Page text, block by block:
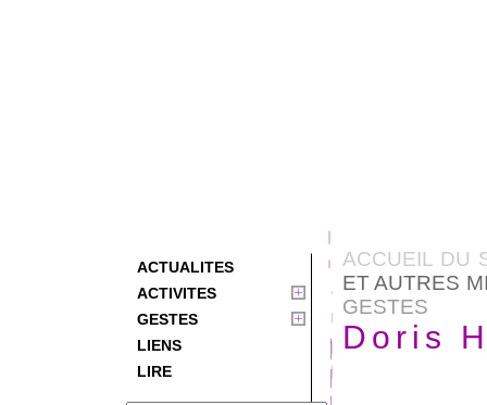
ACTUALITES
ACTIVITES
GESTES
LIENS
LIRE
ACCUEIL DU
ET AUTRES
GESTES
Doris